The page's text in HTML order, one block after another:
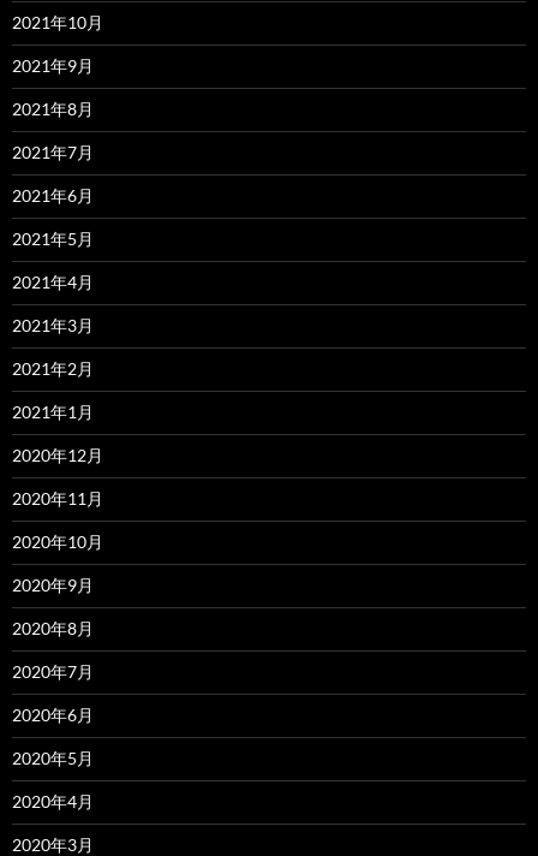
2021年10月
2021年9月
2021年8月
2021年7月
2021年6月
2021年5月
2021年4月
2021年3月
2021年2月
2021年1月
2020年12月
2020年11月
2020年10月
2020年9月
2020年8月
2020年7月
2020年6月
2020年5月
2020年4月
2020年3月